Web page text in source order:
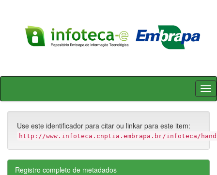
Skip
Use este identificador para citar ou linkar para este item:
http://www.infoteca.cnptia.embrapa.br/infoteca/
Registro completo de metadados